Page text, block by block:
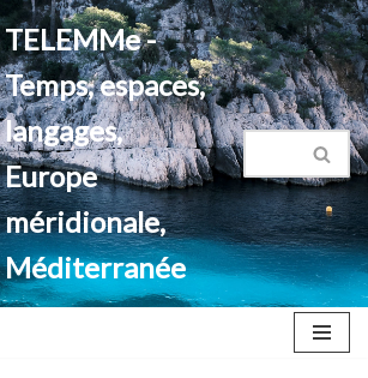
TELEMMe -
Temps, espaces,
langages,
Europe
méridionale,
Méditerranée